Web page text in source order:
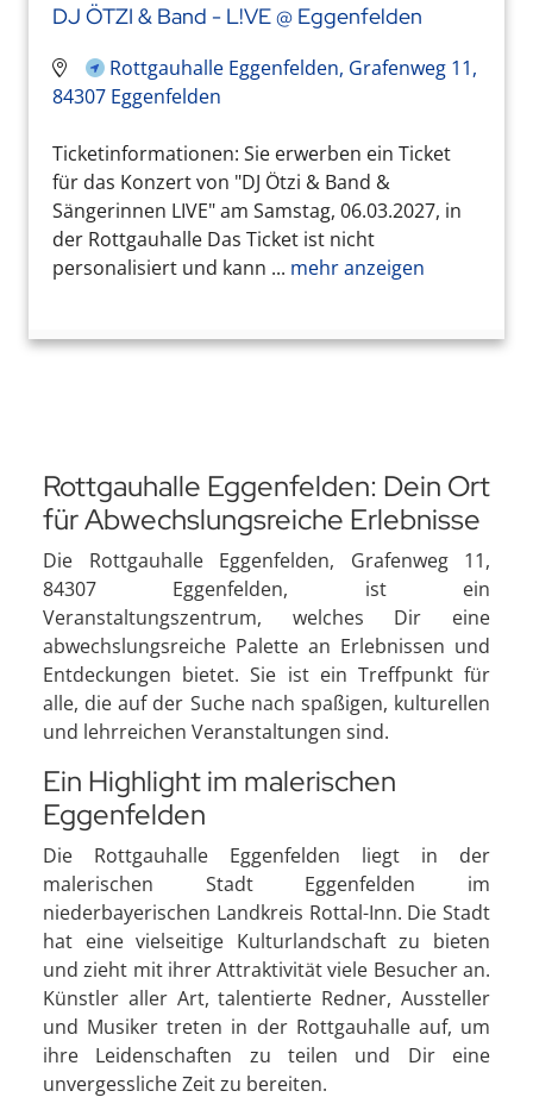
DJ ÖTZI & Band - L!VE @ Eggenfelden
Rottgauhalle Eggenfelden, Grafenweg 11,
84307 Eggenfelden
Ticketinformationen: Sie erwerben ein Ticket
für das Konzert von "DJ Ötzi & Band &
Sängerinnen LIVE" am Samstag, 06.03.2027, in
der Rottgauhalle Das Ticket ist nicht
personalisiert und kann ... mehr anzeigen
Rottgauhalle Eggenfelden: Dein Ort
für Abwechslungsreiche Erlebnisse
Die Rottgauhalle Eggenfelden, Grafenweg 11,
84307 Eggenfelden, ist ein
Veranstaltungszentrum, welches Dir eine
abwechslungsreiche Palette an Erlebnissen und
Entdeckungen bietet. Sie ist ein Treffpunkt für
alle, die auf der Suche nach spaßigen, kulturellen
und lehrreichen Veranstaltungen sind.
Ein Highlight im malerischen
Eggenfelden
Die Rottgauhalle Eggenfelden liegt in der
malerischen Stadt Eggenfelden im
niederbayerischen Landkreis Rottal-Inn. Die Stadt
hat eine vielseitige Kulturlandschaft zu bieten
und zieht mit ihrer Attraktivität viele Besucher an.
Künstler aller Art, talentierte Redner, Aussteller
und Musiker treten in der Rottgauhalle auf, um
ihre Leidenschaften zu teilen und Dir eine
unvergessliche Zeit zu bereiten.